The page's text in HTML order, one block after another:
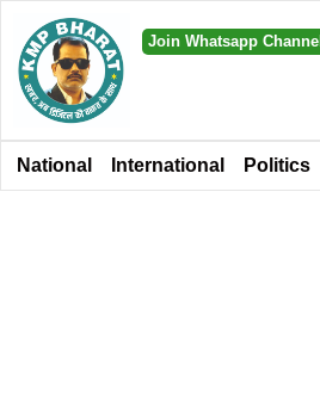
Join Whatsapp Channel
National International Politics